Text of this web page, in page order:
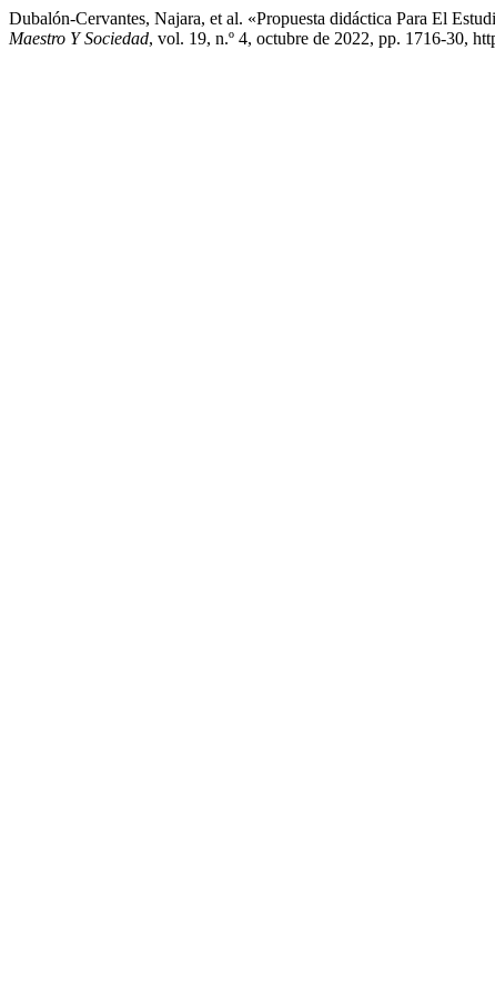
Dubalón-Cervantes, Najara, et al. «Propuesta didáctica Para El
Maestro Y Sociedad, vol. 19, n.º 4, octubre de 2022, pp. 1716-30,